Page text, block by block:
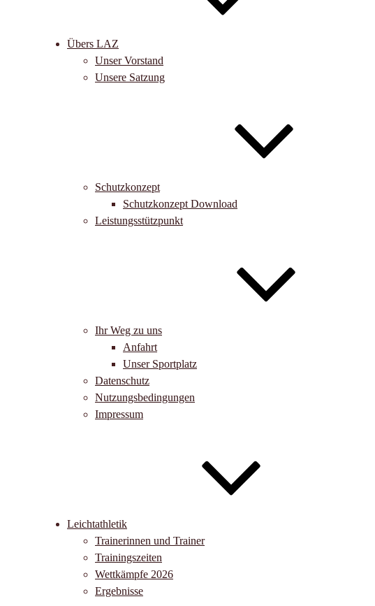
Übers LAZ
Unser Vorstand
Unsere Satzung
Schutzkonzept
Schutzkonzept Download
Leistungsstützpunkt
Ihr Weg zu uns
Anfahrt
Unser Sportplatz
Datenschutz
Nutzungsbedingungen
Impressum
Leichtathletik
Trainerinnen und Trainer
Trainingszeiten
Wettkämpfe 2026
Ergebnisse